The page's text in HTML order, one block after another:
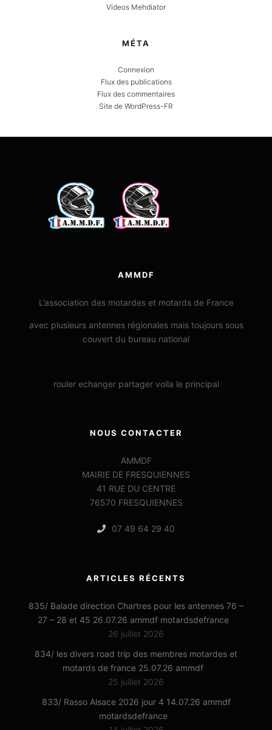
Videos Mehdiator
MÉTA
Connexion
Flux des publications
Flux des commentaires
Site de WordPress-FR
AMMDF
L’association des motardes et motards de France
avec plusieurs antennes régionales mais toujours sous
couvert du bureau national
rouler echanger partager voila le principal
NOUS CONTACTER
AMMDF
MAIRIE DE FRESQUIENNES
41 RUE DU CENTRE
76570 FRESQUIENNES
07 49 64 29 40
ARTICLES RÉCENTS
835/ Balade direction Chartres pour les antennes 76 –
27 – 28 et 45 26.07.26 ammdf motardsdefrance
26 juillet 2026
834/ les divers road trip des membres motardes et
motards de france 25.07.26 ammdf
25 juillet 2026
833/ Rasso Alsace 2026 jour 4 14.07.26 ammdf
motardsdefrance